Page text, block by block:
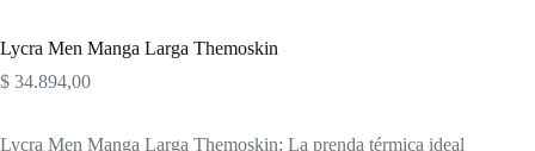
Lycra Men Manga Larga Themoskin
$ 34.894,00
Lycra Men Manga Larga Themoskin: La prenda térmica ideal